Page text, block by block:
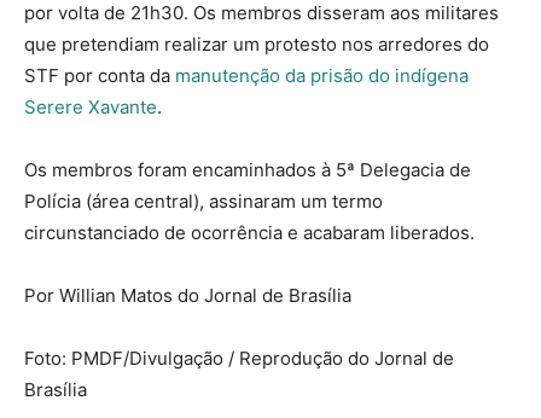
por volta de 21h30. Os membros disseram aos militares
que pretendiam realizar um protesto nos arredores do
STF por conta da manutenção da prisão do indígena
Serere Xavante.
Os membros foram encaminhados à 5ª Delegacia de
Polícia (área central), assinaram um termo
circunstanciado de ocorrência e acabaram liberados.
Por Willian Matos do Jornal de Brasília
Foto: PMDF/Divulgação / Reprodução do Jornal de
Brasília